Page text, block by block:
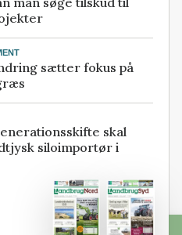
sætter fokus på
skal
siloimportør i